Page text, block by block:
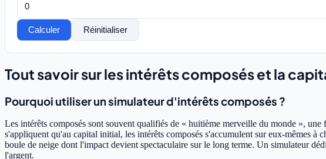
Calculer Réinitialiser
Tout savoir sur les intérêts composés et la
Pourquoi utiliser un simulateur d'intérêts composés ?
Les intérêts composés sont souvent qualifiés de « huitième merveille du monde »,
s'appliquent qu'au capital initial, les intérêts composés s'accumulent sur eux-mêmes à
boule de neige dont l'impact devient spectaculaire sur le long terme. Un simulateur
l'argent.